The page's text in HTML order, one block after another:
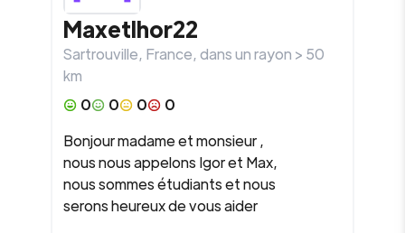
Maxetlhor22
Sartrouville, France, dans un rayon > 50
km
0
0 0
0
Bonjour madame et monsieur ,
nous nous appelons Igor et Max,
nous sommes étudiants et nous
serons heureux de vous aider